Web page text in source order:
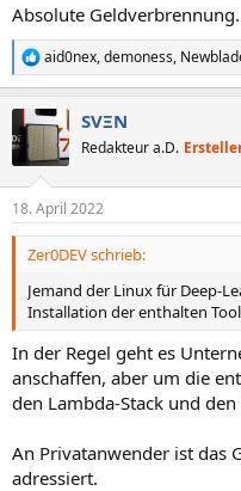
Absolute
R
e
k
t
e
n
aid0nex,demoness,
SVΞN
Redakteur a.D.
18. April 2022
Zer0DEV schrieb:
Jemand der Linux für Deep-
Installation der enthalten
In der Regel geht es
anschaffen, aber um die
den Lambda-Stack und
An Privatanwender ist das
adressiert.